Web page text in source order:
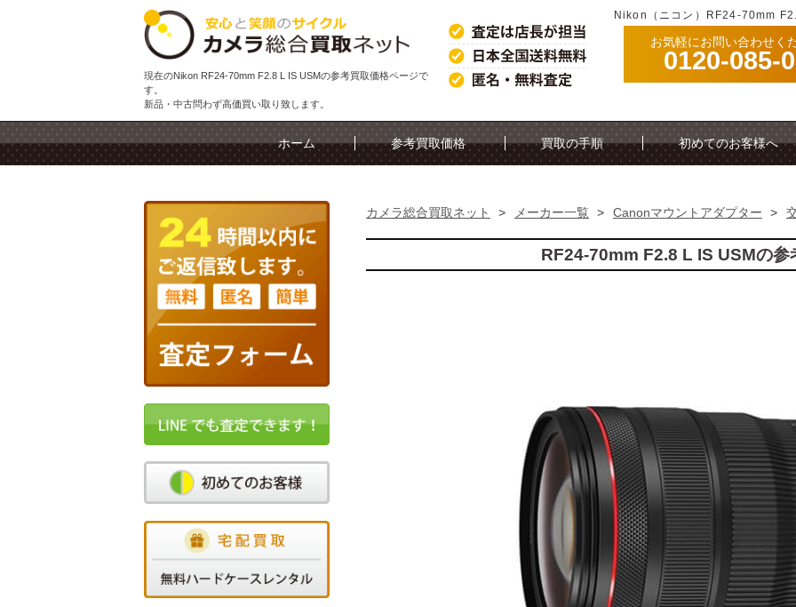
Nikon（ニコン）RF24-70mm
現在のNikon RF24-70mm F2.8 L IS USMの参考買取価格ページで
す。
新品・中古問わず高価買い取り致します。
お気軽にお問い合わせく
0120-085-
ホーム 参考買取価格 買取の手順 初めてのお客様へ
カメラ総合買取ネット > メーカー一覧 > Canonマウントアダプター >
RF24-70mm F2.8 L IS USMの参